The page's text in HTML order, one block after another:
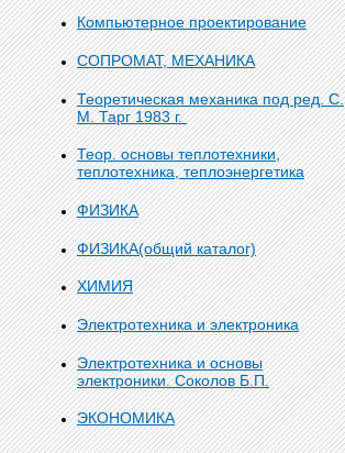
Компьютерное проектирование
СОПРОМАТ, МЕХАНИКА
Теоретическая механика под ред. С.
М. Тарг 1983 г.
Теор. основы теплотехники,
теплотехника, теплоэнергетика
ФИЗИКА
ФИЗИКА(общий каталог)
ХИМИЯ
Электротехника и электроника
Электротехника и основы
электроники. Соколов Б.П.
ЭКОНОМИКА